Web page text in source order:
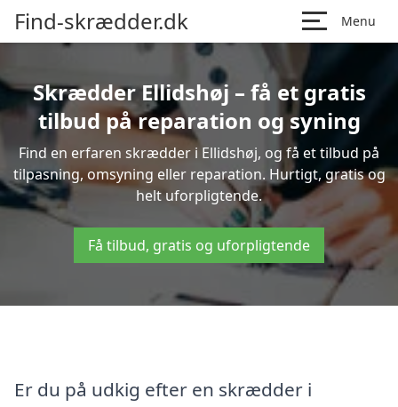
Find-skrædder.dk Menu
Skrædder Ellidshøj – få et gratis
tilbud på reparation og syning
Find en erfaren skrædder i Ellidshøj, og få et tilbud på
tilpasning, omsyning eller reparation. Hurtigt, gratis og
helt uforpligtende.
Få tilbud, gratis og uforpligtende
Er du på udkig efter en skrædder i